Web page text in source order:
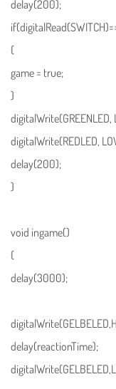
delay(200);
{
game = true;
}
digitalWrite(GREENLED,
digitalWrite(REDLED,
delay(200);
}
void ingame()
{
delay(3000);
delay(reactionTime);